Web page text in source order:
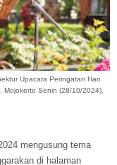
Upacara Peringatan Hari
Senin (28/10/2024).
mengusung tema
di halaman